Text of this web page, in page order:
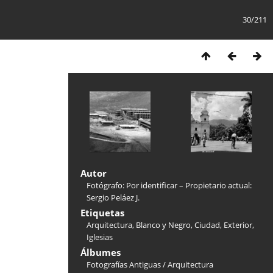
30/211
Autor
Fotógrafo: Por identificar – Propietario actual:
Sergio Peláez J.
Etiquetas
Arquitectura, Blanco y Negro,Ciudad, Exterior,
Iglesias
Álbumes
Fotografías Antiguas/Arquitectura